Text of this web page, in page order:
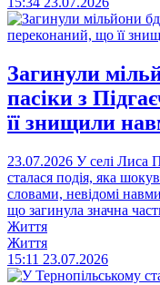
Загинули
пасіки з
її знищили
23.07.2026 У селі Лиса
сталася подія, яка
словами, невідомі
що загинула значна
Життя
Життя
15:11 23.07.2026